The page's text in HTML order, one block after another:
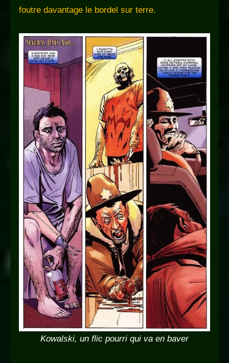
foutre davantage le bordel sur terre.
Kowalski, un flic pourri qui va en baver